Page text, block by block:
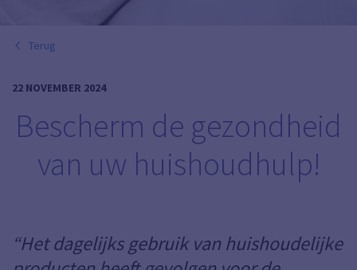
Terug
22 NOVEMBER 2024
Bescherm de gezondheid
van uw huishoudhulp!
“Het dagelijks gebruik van huishoudelijke